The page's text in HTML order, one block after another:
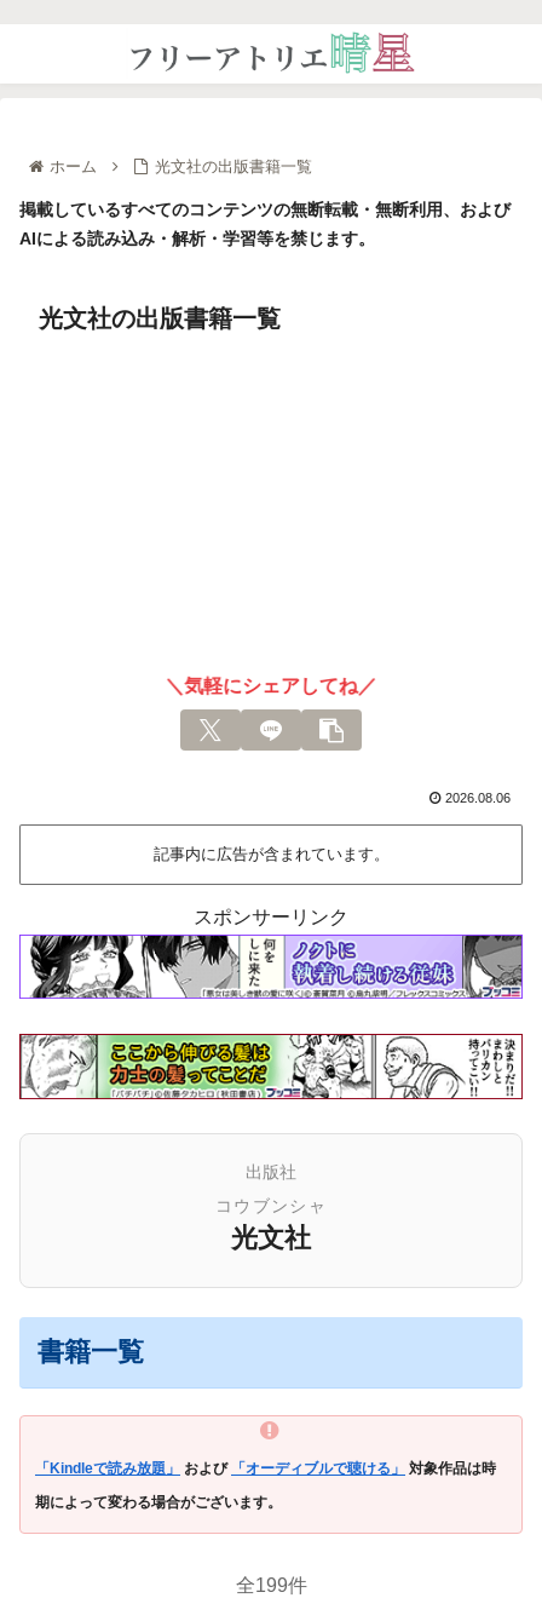
ホーム 光文社の出版書籍一覧
掲載しているすべてのコンテンツの無断転載・無断利用、および
AIによる読み込み・解析・学習等を禁じます。
光文社の出版書籍一覧
＼気軽にシェアしてね／
2026.08.06
記事内に広告が含まれています。
スポンサーリンク
出版社
コウブンシャ
光文社
書籍一覧
「Kindleで読み放題」 および 「オーディブルで聴ける」
対象作品は時
期によって変わる場合がございます。
全199件